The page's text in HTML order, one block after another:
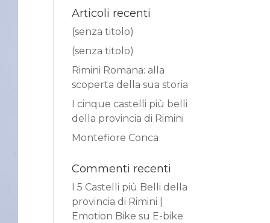
Articoli recenti
(senza titolo)
(senza titolo)
Rimini Romana: alla
scoperta della sua storia
I cinque castelli più belli
della provincia di Rimini
Montefiore Conca
Commenti recenti
I 5 Castelli più Belli della
provincia di Rimini |
Emotion Bike su E-bike